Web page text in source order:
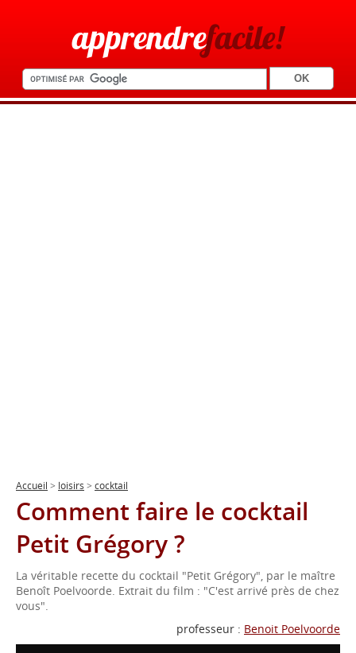
apprendrefacile!
Accueil > loisirs > cocktail
Comment faire le cocktail
Petit Grégory ?
La véritable recette du cocktail "Petit Grégory", par le maître
Benoît Poelvoorde. Extrait du film : "C'est arrivé près de chez
vous".
professeur : Benoit Poelvoorde